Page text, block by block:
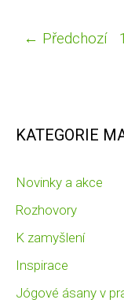
← Předchozí 1
KATEGORIE
Novinky a akce
Rozhovory
K zamyšlení
Inspirace
Jógové ásany v